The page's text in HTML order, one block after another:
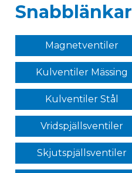
Snabblänkar
Magnetventiler
Kulventiler Mässing
Kulventiler Stål
Vridspjällsventiler
Skjutspjällsventiler